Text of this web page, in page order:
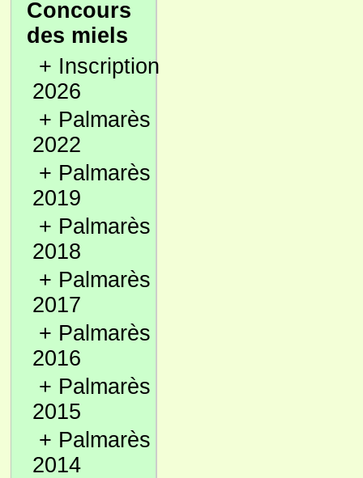
Concours
des miels
+ Inscription
2026
+ Palmarès
2022
+ Palmarès
2019
+ Palmarès
2018
+ Palmarès
2017
+ Palmarès
2016
+ Palmarès
2015
+ Palmarès
2014